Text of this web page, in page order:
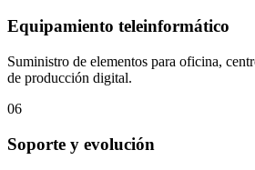
Equipamiento teleinformático
Suministro de elementos para oficina,
de producción digital.
06
Soporte y evolución